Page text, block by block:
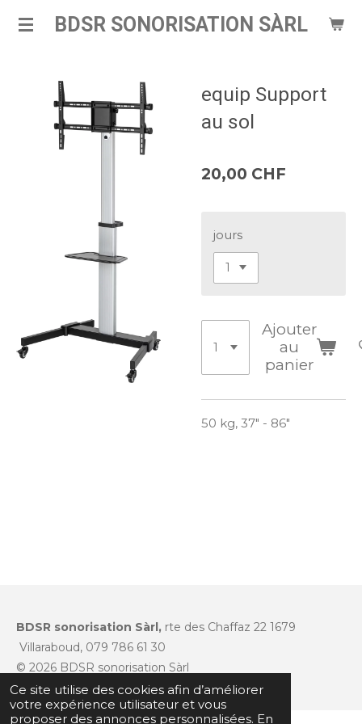
Ce site utilise des cookies afin d’améliorer
votre expérience utilisateur et vous
proposer des annonces personnalisées. En
Passer
BDSR SONORISATION SÀRL
equip Support
au sol
20,00 CHF
jours
Ajouter
au
panier
50 kg, 37" - 86"
BDSR sonorisation Sàrl, rte des Chaffaz 22 1679
Villaraboud, 079 786 61 30
© 2026 BDSR sonorisation Sàrl